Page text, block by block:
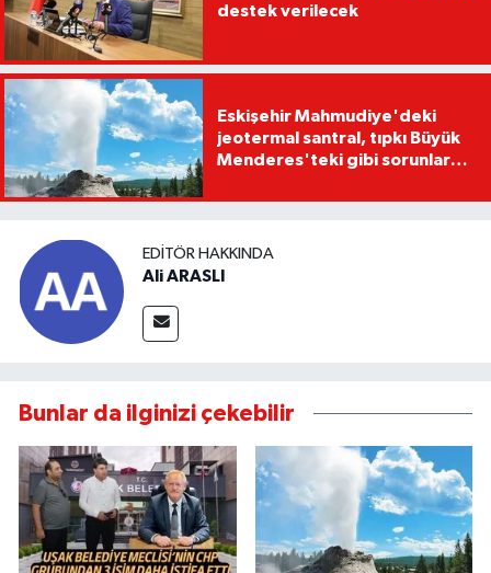
destek verilecek
Eskişehir Mahmudiye'deki
jeotermal santral, tıpkı Büyük
Menderes'teki gibi sorunlara
EDITÖR HAKKINDA
Ali ARASLI
Bunlar da ilginizi çekebilir